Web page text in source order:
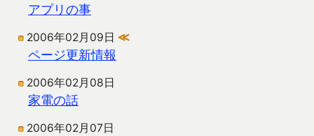
アプリの事
2006年02月09日 ≪
ページ更新情報
2006年02月08日
家電の話
2006年02月07日